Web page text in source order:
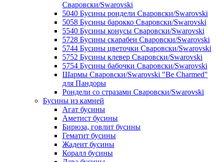
Сваровски/Swarovski
5040 Бусины рондели Сваровски/Swarovski
5058 Бусины барокко Сваровски/Swarovski
5540 Бусины конусы Сваровски/Swarovski
5728 Бусины скарабеи Сваровски/Swarovski
5744 Бусины цветочки Сваровски/Swarovski
5752 Бусины клевер Сваровски/Swarovski
5754 Бусины бабочки Сваровски/Swarovski
Шармы Сваровски/Swarovski "Be Charmed"
для Пандоры
Рондели со стразами Сваровски/Swarovski
Бусины из камней
Агат бусины
Аметист бусины
Бирюза, говлит бусины
Гематит бусины
Жадеит бусины
Коралл бусины